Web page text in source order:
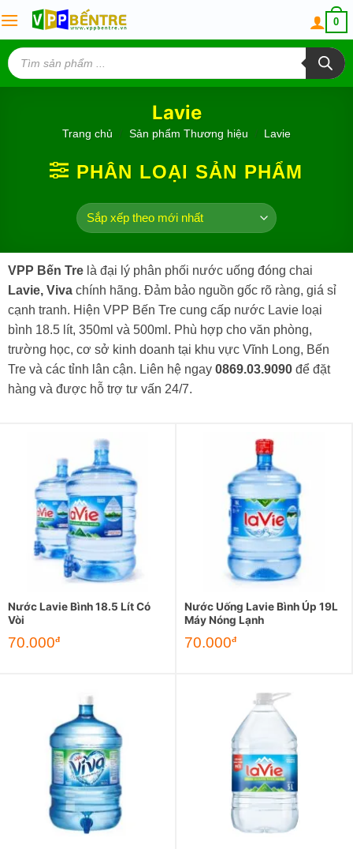
to
content
0
Tìm
kiếm
sản
phẩm
Lavie
Trang chủ Sản phẩm Thương hiệu Lavie
PHÂN LOẠI SẢN PHẨM
VPP Bến Tre là đại lý phân phối nước uống đóng chai
Lavie, Viva chính hãng. Đảm bảo nguồn gốc rõ ràng, giá sỉ
cạnh tranh. Hiện VPP Bến Tre cung cấp nước Lavie loại
bình 18.5 lít, 350ml và 500ml. Phù hợp cho văn phòng,
trường học, cơ sở kinh doanh tại khu vực Vĩnh Long, Bến
Tre và các tỉnh lân cận. Liên hệ ngay 0869.03.9090 để đặt
hàng và được hỗ trợ tư vấn 24/7.
Nước Lavie Bình 18.5 Lít Có
Vòi
70.000đ
Nước Uống Lavie Bình Úp 19L
Máy Nóng Lạnh
70.000đ